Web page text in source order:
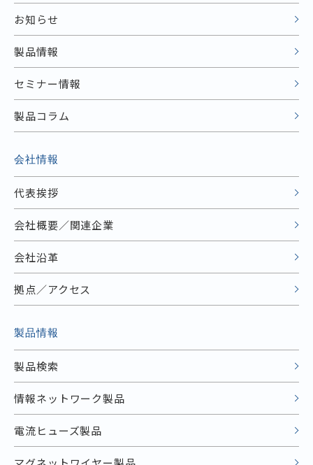
お知らせ
製品情報
セミナー情報
製品コラム
会社情報
代表挨拶
会社概要／関連企業
会社沿革
拠点／アクセス
製品情報
製品検索
情報ネットワーク製品
電流ヒューズ製品